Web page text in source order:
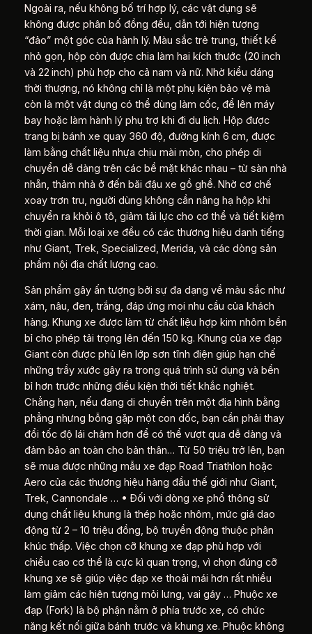
Ngoài ra, nếu không bố trí hợp lý, các vật dụng sẽ
không được phân bố đồng đều, dẫn tới hiện tượng
“đảo” một góc của hành lý. Màu sắc trẻ trung, thiết kế
nhỏ gọn, hộp còn được chia làm hai kích thước (20 inch
và 22 inch) phù hợp cho cả nam và nữ. Nhờ kiểu dáng
thời thượng, nó không chỉ là một phụ kiện bảo vệ mà
còn là một vật dụng có thể dùng làm cốc, để lên máy
bay hoặc làm hành lý phụ trợ khi đi du lịch. Hộp được
trang bị bánh xe quay 360 độ, đường kính 6 cm, được
làm bằng chất liệu nhựa chịu mài mòn, cho phép di
chuyển dễ dàng trên các bề mặt khác nhau – từ sàn nhà
nhẵn, thảm nhà ở đến bãi đậu xe gồ ghề. Nhờ cơ chế
xoay trơn tru, người dùng không cần nâng hạ hộp khi
chuyển ra khỏi ô tô, giảm tải lực cho cơ thể và tiết kiệm
thời gian. Mỗi loại xe đều có các thương hiệu danh tiếng
như Giant, Trek, Specialized, Merida, và các dòng sản
phẩm nội địa chất lượng cao.
Sản phẩm gây ấn tượng bởi sự đa dạng về màu sắc như
xám, nâu, đen, trắng, đáp ứng mọi nhu cầu của khách
hàng. Khung xe được làm từ chất liệu hợp kim nhôm bền
bỉ cho phép tải trọng lên đến 150 kg. Khung của xe đạp
Giant còn được phủ lên lớp sơn tĩnh điện giúp hạn chế
những trầy xước gây ra trong quá trình sử dụng và bền
bỉ hơn trước những điều kiện thời tiết khắc nghiệt.
Chẳng hạn, nếu đang di chuyển trên một địa hình bằng
phẳng nhưng bỗng gặp một con dốc, bạn cần phải thay
đổi tốc độ lái chậm hơn để có thể vượt qua dễ dàng và
đảm bảo an toàn cho bản thân… Từ 50 triệu trở lên, bạn
sẽ mua được những mẫu xe đạp Road Triathlon hoặc
Aero của các thương hiệu hàng đầu thế giới như Giant,
Trek, Cannondale … • Đối với dòng xe phổ thông sử
dụng chất liệu khung là thép hoặc nhôm, mức giá dao
động từ 2 – 10 triệu đồng, bộ truyền động thuộc phân
khúc thấp. Việc chọn cỡ khung xe đạp phù hợp với
chiều cao cơ thể là cực kì quan trọng, vì chọn đúng cỡ
khung xe sẽ giúp việc đạp xe thoải mái hơn rất nhiều
làm giảm các hiện tượng mỏi lưng, vai gáy … Phuộc xe
đạp (Fork) là bộ phận nằm ở phía trước xe, có chức
năng kết nối giữa bánh trước và khung xe. Phuộc không